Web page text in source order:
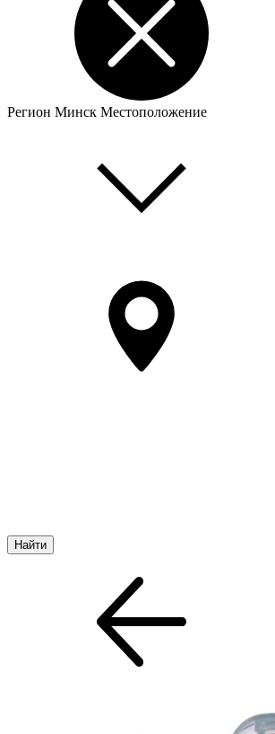
Регион Минск Местоположение